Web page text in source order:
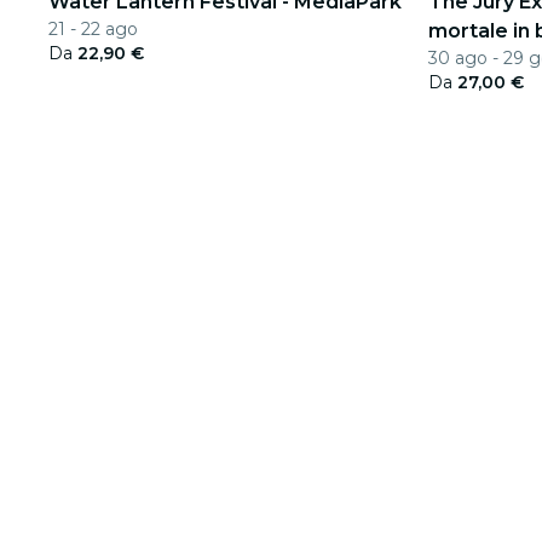
21 - 22 ago
Da 22,90 €
mortale in
30 ago - 29
Da 27,00 €